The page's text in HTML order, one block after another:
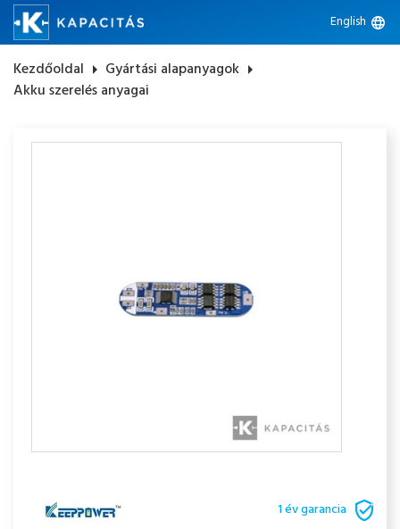
English language
Kezdőoldal arrow_right Gyártási alapanyagok arrow_right
Akku szerelés anyagai
1 év garancia